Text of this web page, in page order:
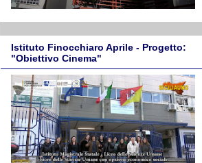
Istituto Finocchiaro Aprile - Progetto:
"Obiettivo Cinema"